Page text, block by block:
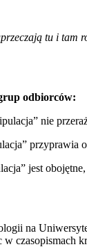
tu i tam
odbiorców:
nie
jest
na
czasopismach